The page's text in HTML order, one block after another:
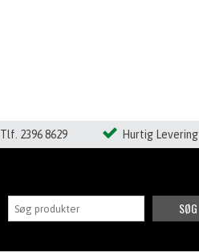
Tlf. 2396 8629 Hurtig Levering
SØG